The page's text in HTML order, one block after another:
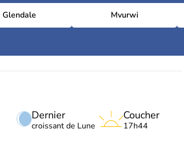
Glendale Mvurwi
Dernier
croissant de Lune
Coucher
17h44